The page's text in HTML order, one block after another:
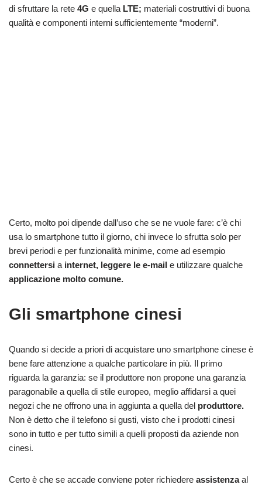
di sfruttare la rete 4G e quella LTE; materiali costruttivi di buona
qualità e componenti interni sufficientemente “moderni”.
Certo, molto poi dipende dall’uso che se ne vuole fare: c’è chi
usa lo smartphone tutto il giorno, chi invece lo sfrutta solo per
brevi periodi e per funzionalità minime, come ad esempio
connettersi a internet, leggere le e-mail e utilizzare qualche
applicazione molto comune.
Gli smartphone cinesi
Quando si decide a priori di acquistare uno smartphone cinese è
bene fare attenzione a qualche particolare in più. Il primo
riguarda la garanzia: se il produttore non propone una garanzia
paragonabile a quella di stile europeo, meglio affidarsi a quei
negozi che ne offrono una in aggiunta a quella del produttore.
Non è detto che il telefono si gusti, visto che i prodotti cinesi
sono in tutto e per tutto simili a quelli proposti da aziende non
cinesi.
Certo è che se accade conviene poter richiedere assistenzaal